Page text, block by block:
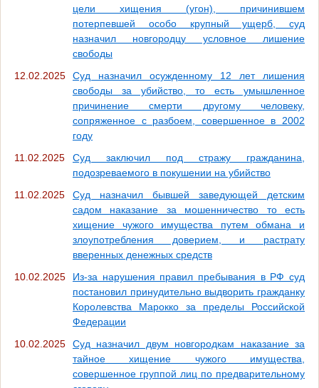
цели хищения (угон), причинившем
потерпевшей особо крупный ущерб, суд
назначил новгородцу условное лишение
свободы
12.02.2025
Суд назначил осужденному 12 лет лишения
свободы за убийство, то есть умышленное
причинение смерти другому человеку,
сопряженное с разбоем, совершенное в 2002
году
11.02.2025
Суд заключил под стражу гражданина,
подозреваемого в покушении на убийство
11.02.2025
Суд назначил бывшей заведующей детским
садом наказание за мошенничество то есть
хищение чужого имущества путем обмана и
злоупотребления доверием, и растрату
вверенных денежных средств
10.02.2025
Из-за нарушения правил пребывания в РФ суд
постановил принудительно выдворить гражданку
Королевства Марокко за пределы Российской
Федерации
10.02.2025
Суд назначил двум новгородкам наказание за
тайное хищение чужого имущества,
совершенное группой лиц по предварительному